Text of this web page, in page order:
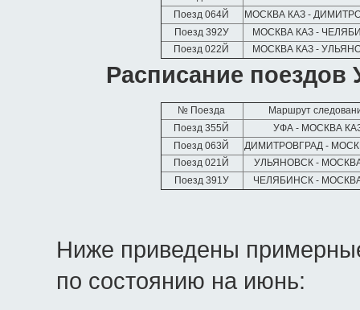
Поезд 064Й
МОСКВА КАЗ -
Поезд 392У
МОСКВА КАЗ -
Поезд 022Й
МОСКВА КАЗ -
Расписание
№ Поезда
Маршрут
Поезд 355Й
УФА - МОСКВА
Поезд 063Й
ДИМИТРОВГРАД -
Поезд 021Й
УЛЬЯНОВСК -
Поезд 391У
ЧЕЛЯБИНСК -
Ниже приведены
по состоянию на июнь: